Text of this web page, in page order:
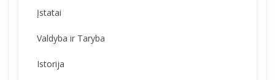
Įstatai
Valdyba ir Taryba
Istorija